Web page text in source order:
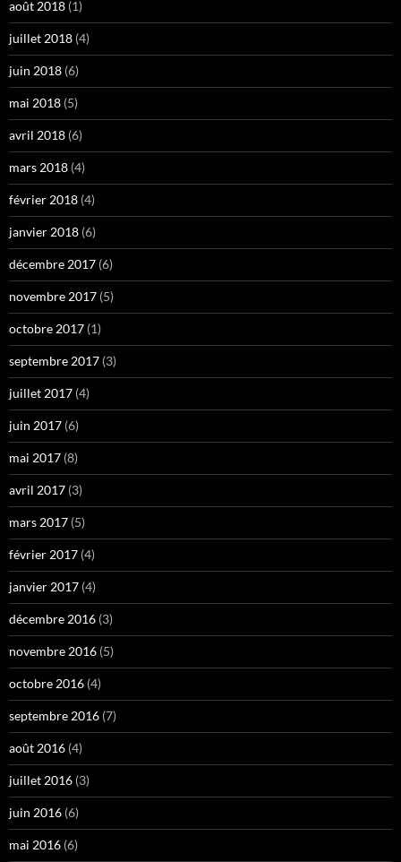
août 2018 (1)
juillet 2018 (4)
juin 2018 (6)
mai 2018 (5)
avril 2018 (6)
mars 2018 (4)
février 2018 (4)
janvier 2018 (6)
décembre 2017 (6)
novembre 2017 (5)
octobre 2017 (1)
septembre 2017 (3)
juillet 2017 (4)
juin 2017 (6)
mai 2017 (8)
avril 2017 (3)
mars 2017 (5)
février 2017 (4)
janvier 2017 (4)
décembre 2016 (3)
novembre 2016 (5)
octobre 2016 (4)
septembre 2016 (7)
août 2016 (4)
juillet 2016 (3)
juin 2016 (6)
mai 2016 (6)